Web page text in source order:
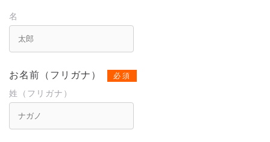
名
お名前（フリガナ） 必須
姓（フリガナ）